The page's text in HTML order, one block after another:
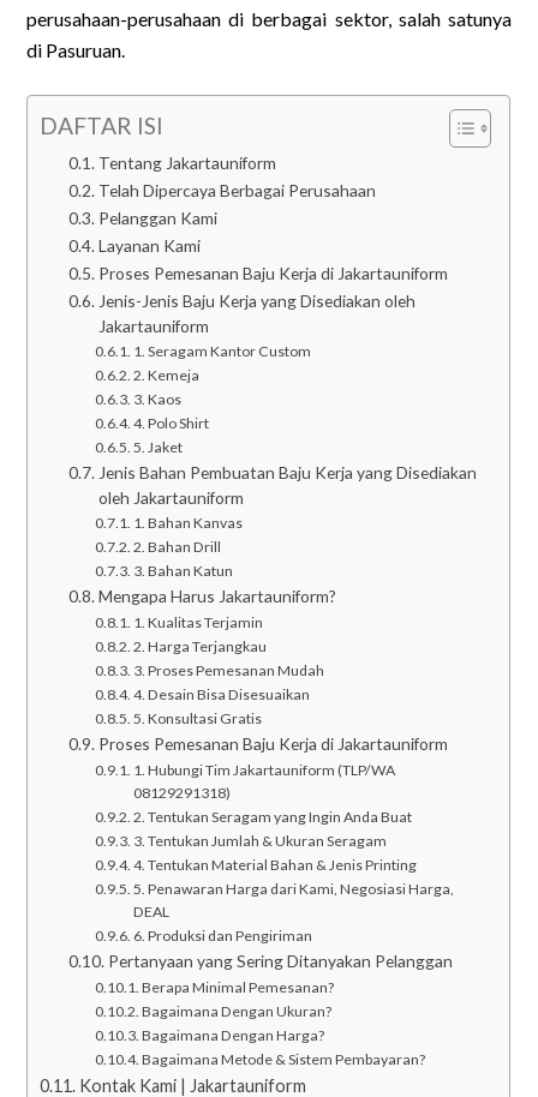
perusahaan-perusahaan di berbagai sektor, salah satunya
di Pasuruan.
DAFTAR ISI
Tentang Jakartauniform
Telah Dipercaya Berbagai Perusahaan
Pelanggan Kami
Layanan Kami
Proses Pemesanan Baju Kerja di Jakartauniform
Jenis-Jenis Baju Kerja yang Disediakan oleh
Jakartauniform
1. Seragam Kantor Custom
2. Kemeja
3. Kaos
4. Polo Shirt
5. Jaket
Jenis Bahan Pembuatan Baju Kerja yang Disediakan
oleh Jakartauniform
1. Bahan Kanvas
2. Bahan Drill
3. Bahan Katun
Mengapa Harus Jakartauniform?
1. Kualitas Terjamin
2. Harga Terjangkau
3. Proses Pemesanan Mudah
4. Desain Bisa Disesuaikan
5. Konsultasi Gratis
Proses Pemesanan Baju Kerja di Jakartauniform
1. Hubungi Tim Jakartauniform (TLP/WA
08129291318)
2. Tentukan Seragam yang Ingin Anda Buat
3. Tentukan Jumlah & Ukuran Seragam
4. Tentukan Material Bahan & Jenis Printing
5. Penawaran Harga dari Kami, Negosiasi Harga,
DEAL
6. Produksi dan Pengiriman
Pertanyaan yang Sering Ditanyakan Pelanggan
Berapa Minimal Pemesanan?
Bagaimana Dengan Ukuran?
Bagaimana Dengan Harga?
Bagaimana Metode & Sistem Pembayaran?
Kontak Kami | Jakartauniform